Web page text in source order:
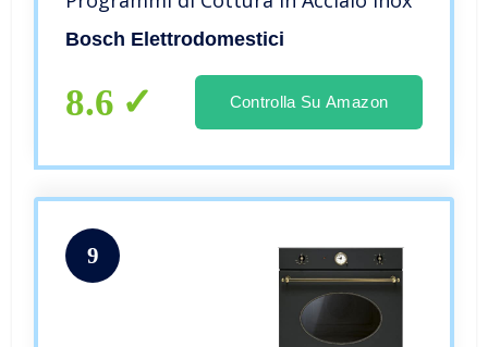
Bosch Elettrodomestici
8.6 Controlla Su Amazon
9